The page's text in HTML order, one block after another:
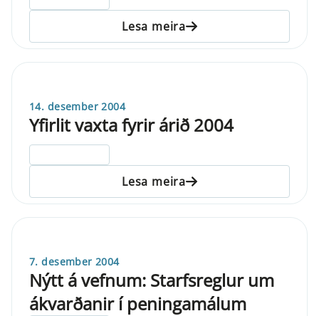
Lesa meira
14. desember 2004
Yfirlit vaxta fyrir árið 2004
Lesa meira
7. desember 2004
Nýtt á vefnum: Starfsreglur um
ákvarðanir í peningamálum